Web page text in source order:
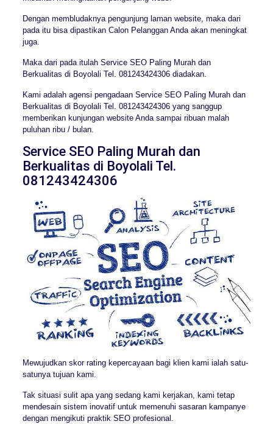
Dengan membludaknya pengunjung laman website, maka dari
pada itu bisa dipastikan Calon Pelanggan Anda akan meningkat
juga.
Maka dari pada itulah Service SEO Paling Murah dan
Berkualitas di Boyolali Tel. 081243424306 diadakan.
Kami adalah agensi pengadaan Service SEO Paling Murah dan
Berkualitas di Boyolali Tel. 081243424306 yang sanggup
memberikan kunjungan website Anda sampai ribuan malah
puluhan ribu / bulan.
Service SEO Paling Murah dan
Berkualitas di Boyolali Tel.
081243424306
Mewujudkan skor rating kepercayaan bagi klien kami ialah satu-
satunya tujuan kami.
Tak situasi sulit apa yang sedang kami kerjakan, kami tetap
mendesain sistem inovatif untuk memenuhi sasaran kampanye
dengan mengikuti praktik SEO profesional.